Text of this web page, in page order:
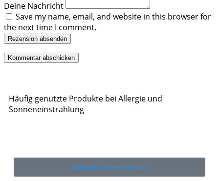
Deine Nachricht
Save my name, email, and website in this browser for
the next time I comment.
Rezension absenden
Häufig genutzte Produkte bei Allergie und
Sonneneinstrahlung
Ladival Sonnenschutz*